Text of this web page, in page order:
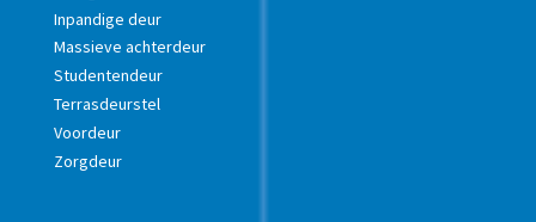
Inpandige deur
Massieve achterdeur
Studentendeur
Terrasdeurstel
Voordeur
Zorgdeur